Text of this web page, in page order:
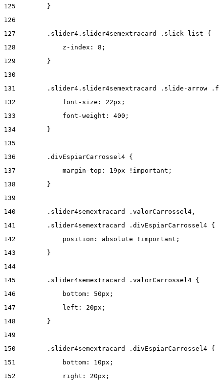
125
        }
126
127
        .slider4.slider4semextracard .slick-list {
128
            z-index: 8;
129
        }
130
131
.slider4.slider4semextracard .slide-arrow
132
            font-size: 22px;
133
            font-weight: 400;
134
        }
135
136
        .divEspiarCarrossel4 {
137
            margin-top: 19px !important;
138
        }
139
140
        .slider4semextracard .valorCarrossel4,
141
        .slider4semextracard .divEspiarCarrossel4 {
142
            position: absolute !important;
143
        }
144
145
        .slider4semextracard .valorCarrossel4 {
146
            bottom: 50px;
147
            left: 20px;
148
        }
149
150
        .slider4semextracard .divEspiarCarrossel4 {
151
            bottom: 10px;
152
            right: 20px;